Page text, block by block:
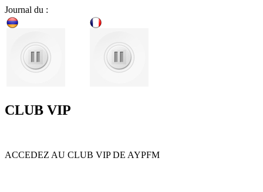
Journal du :
CLUB VIP
ACCEDEZ AU CLUB VIP DE AYPFM